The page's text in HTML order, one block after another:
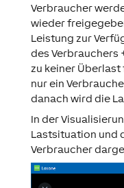
Verbraucher
wieder
Leistung zur
des Verbrauchers
zu keiner Überlast
nur ein
danach wird die
In der
Lastsituation und
Verbraucher